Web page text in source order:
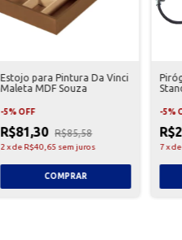
Estojo para Pintura Da Vinci
Maleta MDF Souza
-5%OFF
R$81,30 R$85,58
2 xde R$40,65 sem juros
-5%
7x